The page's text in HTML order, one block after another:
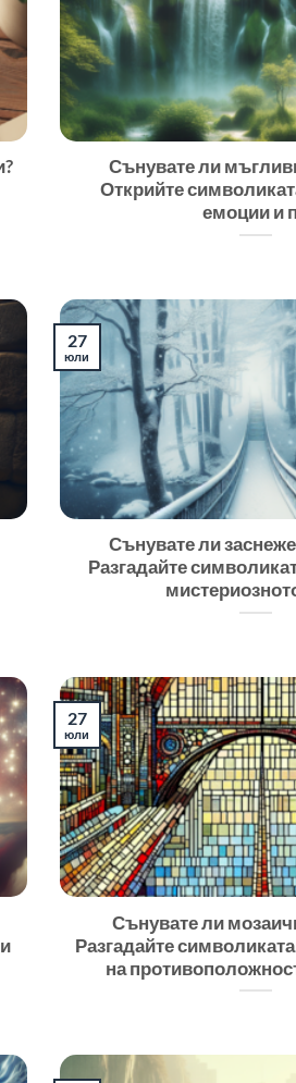
Сънувате ли
Открийте
емоции и
Сънувате ли
Разгадайте
27
юли
Сънувате ли
Разгадайте
на
27
юли